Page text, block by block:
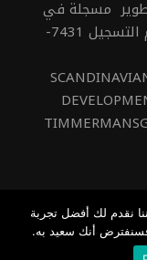
مسجلة في
الإتحاد الاوربي ( مملكة السويد ) رقم التسجيل 7431-
نقدم لك أفضل تجربة
أنك سعيد به.